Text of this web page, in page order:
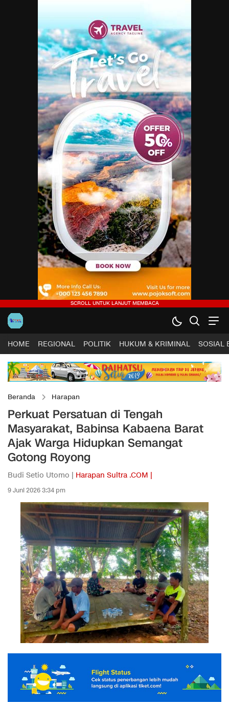
HOME REGIONAL POLITIK HUKUM & KRIMINAL SOSIAL
Beranda Harapan
Perkuat Persatuan di Tengah
Masyarakat, Babinsa Kabaena Barat
Ajak Warga Hidupkan Semangat
Gotong Royong
Budi Setio Utomo | Harapan Sultra .COM |
9 Juni 2026 3:34 pm